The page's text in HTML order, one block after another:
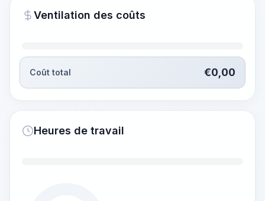
~15-30 Sek.
Ventilation des coûts
Coût total €0,00
Heures de travail